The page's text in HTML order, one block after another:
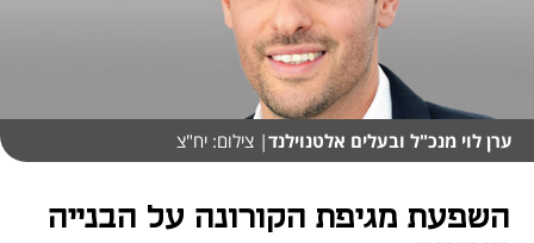
ערן לוי מנכ"ל ובעלים אלטנוילנד| צילום: יח"צ
השפעת מגיפת הקורונה על הבנייה